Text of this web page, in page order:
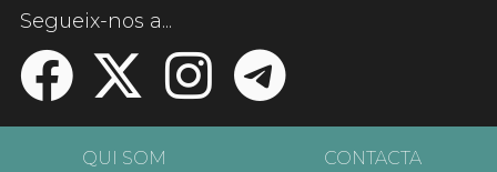
Segueix-nos a...
QUI SOM CONTACTA